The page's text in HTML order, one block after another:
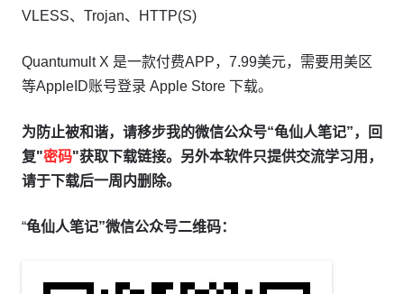
VLESS、Trojan、HTTP(S)
Quantumult X 是一款付费APP，7.99美元，需要用美区
等AppleID账号登录 Apple Store 下载。
为防止被和谐，请移步我的微信公众号“龟仙人笔记”，回
复"密码"获取下载链接。另外本软件只提供交流学习用，
请于下载后一周内删除。
“龟仙人笔记”微信公众号二维码：